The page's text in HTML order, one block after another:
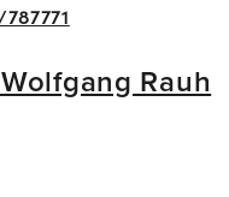
Rauh